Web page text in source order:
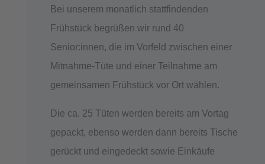
Bei unserem monatlich stattfindenden
Frühstück begrüßen wir rund 40
Senior:innen, die im Vorfeld zwischen einer
Mitnahme-Tüte und einer Teilnahme am
gemeinsamen Frühstück vor Ort wählen.
Die ca. 25 Tüten werden bereits am Vortag
gepackt, ebenso werden dann bereits Tische
gerückt und eingedeckt sowie Einkäufe